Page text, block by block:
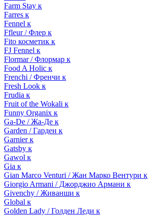
Farm Stay к
Farres к
Fennel к
Ffleur / Флер к
Fito косметик к
FJ Fennel к
Flormar / Флормар к
Food A Holic к
Frenchi / Френчи к
Fresh Look к
Frudia к
Fruit of the Wokali к
Funny Organix к
Ga-De / Жа-Де к
Garden / Гарден к
Garnier к
Gatsby к
Gawol к
Gia к
Gian Marco Venturi / Жан Марко Вентури к
Giorgio Armani / Джорджио Армани к
Givenchy / Живанши к
Global к
Golden Lady / Голден Леди к